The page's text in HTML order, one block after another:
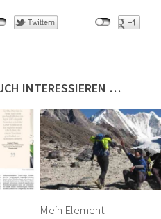
INTERESSIEREN …
Mein Element